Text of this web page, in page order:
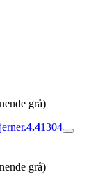
grå)
4.41304
grå)